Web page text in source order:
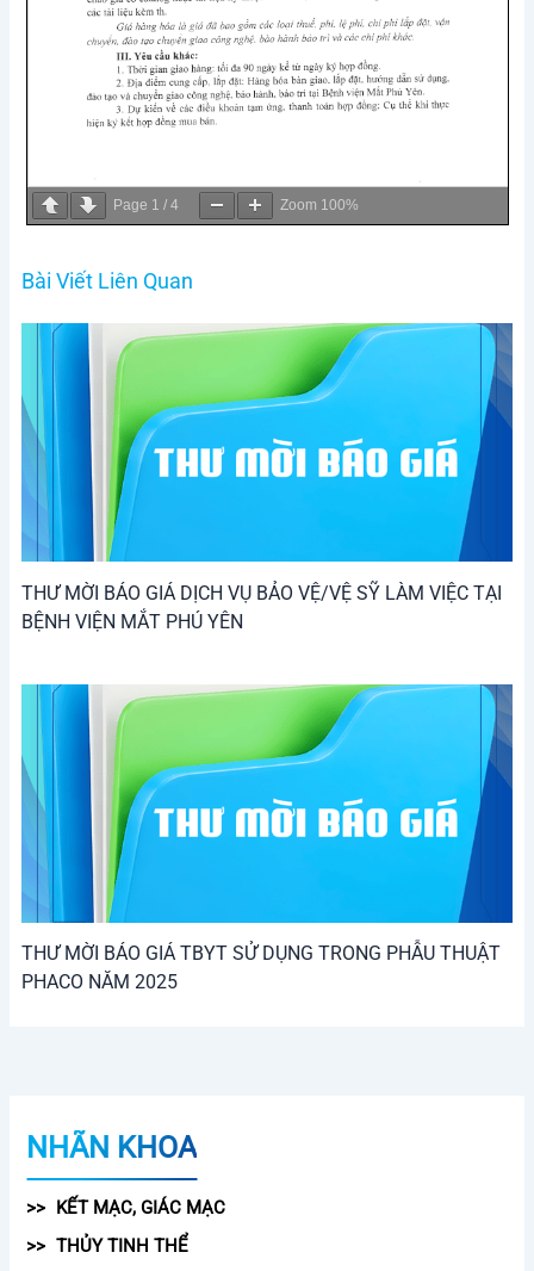
Page 1 /4 Zoom 100%
Bài Viết Liên Quan
THƯ MỜI BÁO GIÁ DỊCH VỤ BẢO VỆ/VỆ SỸ LÀM VIỆC TẠI
BỆNH VIỆN MẮT PHÚ YÊN
THƯ MỜI BÁO GIÁ TBYT SỬ DỤNG TRONG PHẪU THUẬT
PHACO NĂM 2025
NHÃN KHOA
KẾT MẠC, GIÁC MẠC
THỦY TINH THỂ